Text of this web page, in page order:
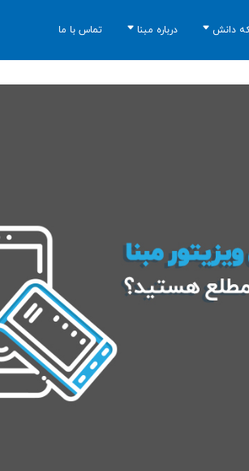
دانش درباره مبنا تماس با ما